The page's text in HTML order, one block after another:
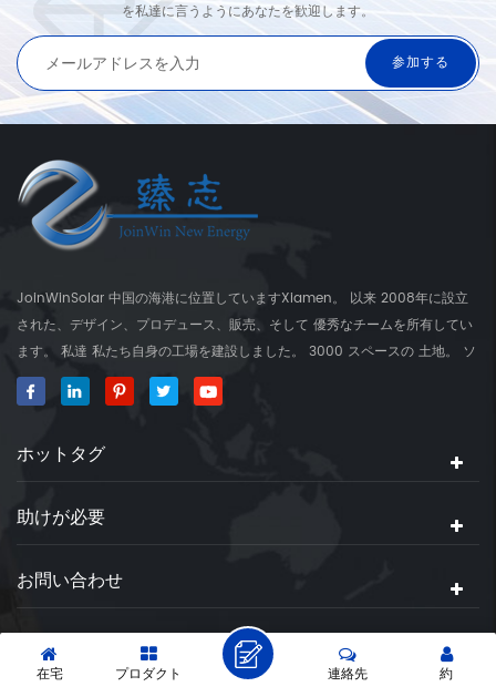
を私達に言うようにあなたを歓迎します。
JoinWinSolar 中国の海港に位置していますXiamen。 以来 2008年に設立
された、デザイン、プロデュース、販売、そして 優秀なチームを所有してい
ます。 私達 私たち自身の工場を建設しました。 3000 スペースの 土地。 ソ
ーラーマウンティングブラケットのグローバルサプライヤー、 JoinwinSolar
世界の周りの顧客に付加価値を作成しました。 ◆私たちの 製品
びアクセサリー 2、タイル ルーフソーラーマウントシステムとアクセサリー
3、 コンクリートフラットルーフソーラーマウントシステムとアクセサリー
4、ソーラーマウントアクセサリー 5、ワイヤー管理用製品 6、RVソーラー
パネルの取り付けブラケット 7、グラウンドネジ 私達 住宅と商業向けの世界
イル油圧プレス、パンチング機、鋼板剪断器、曲げ機、自動溶接機、シュリ
サービス 私達 デザイン、製造および設置ガイドを含むソーラーパネルマウン
トソリューションを使用します。クライアントの 要求
ホットタグ
助けが必要
お問い合わせ
著作権 © 2026 Xiamen Joinwin New Energy Co.,Ltd. 全著作権所有.
サイトマップ
XML|IPV6 ネットワークがサポートされています
在宅 プロダクト 約
連絡先